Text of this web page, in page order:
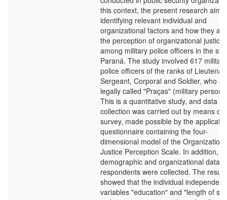
this context, the present research
identifying relevant individual and
organizational factors and how they
the perception of organizational justice
among military police officers in the
Paraná. The study involved 617 military
police officers of the ranks of
Sergeant, Corporal and Soldier, who
legally called "Praças" (military
This is a quantitative study, and data
collection was carried out by means of
survey, made possible by the
questionnaire containing the four-
dimensional model of the
Justice Perception Scale. In addition,
demographic and organizational data
respondents were collected. The
showed that the individual independent
variables "education" and "length of